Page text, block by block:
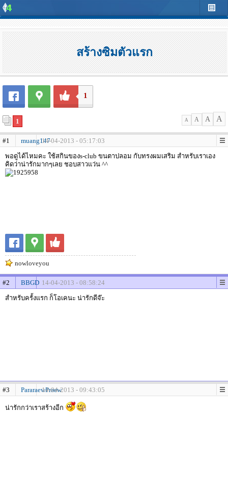
สร้างซิมตัวแรก
1
1 A A A A
#1 muang14714-04-2013 - 05:17:03
พอดูได้ไหมคะ ใช้สกินของs-club ขนตาปลอม กับทรงผมเสริม สำหรับเราเอง
คิดว่าน่ารักมากๆเลย ชอบสาวแว่น ^^
nowloveyou
#2 BBGD 14-04-2013 - 08:58:24
สำหรับครั้งแรก ก็โอเคนะ น่ารักดีจ๊ะ
#3 PararaewPraew14-04-2013 - 09:43:05
น่ารักกว่าเราสร้างอีก